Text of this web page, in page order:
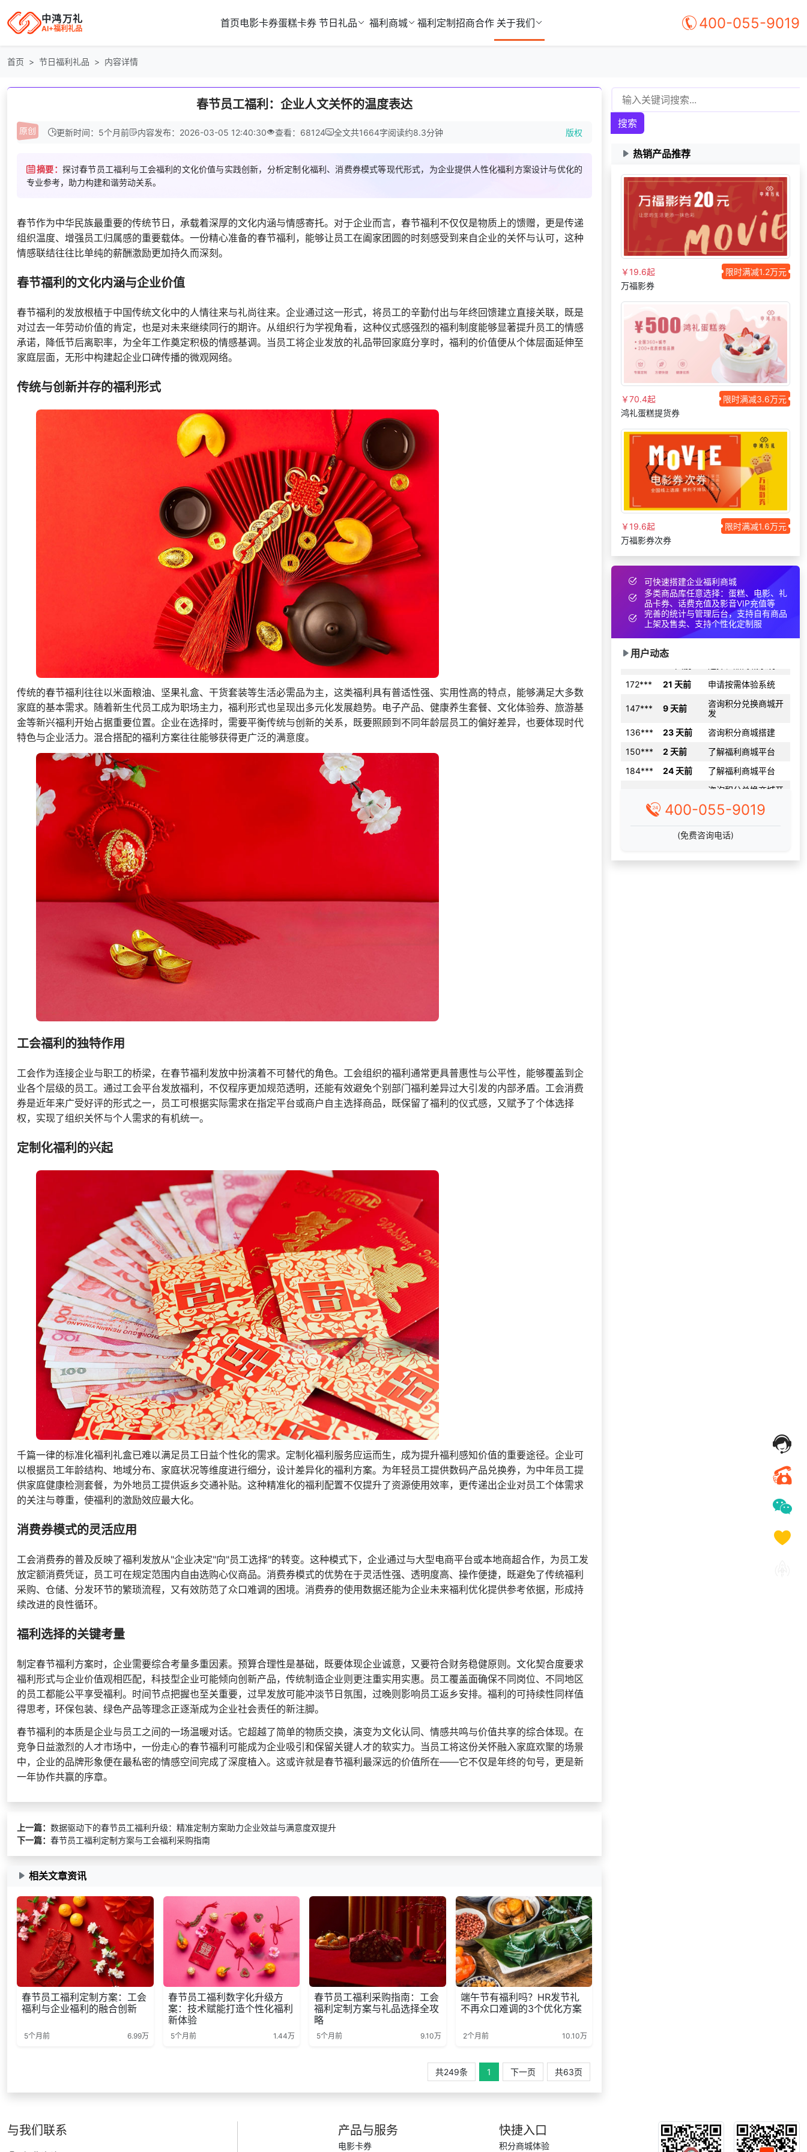
中鸿万礼
AI+福利礼品 首页电影卡券蛋糕卡券 节日礼品 福利商城 福利定制 招商合作 关于我们 400-055-9019
首页 节日福利礼品 内容详情
春节员工福利：企业人文关怀的温度表达
更新时间：5个月前 内容发布：2026-03-05 12:40:30 查看：68124 全文共1664字阅读约8.3分钟 版权
摘要： 探讨春节员工福利与工会福利的文化价值与实践创新，分析定制化福利、消费券模式等现代形式，为企业提供人性化福利方案设计与优化的
专业参考，助力构建和谐劳动关系。
春节作为中华民族最重要的传统节日，承载着深厚的文化内涵与情感寄托。对于企业而言，春节福利不仅仅是物质上的馈赠，更是传递
组织温度、增强员工归属感的重要载体。一份精心准备的春节福利，能够让员工在阖家团圆的时刻感受到来自企业的关怀与认可，这种
情感联结往往比单纯的薪酬激励更加持久而深刻。
春节福利的文化内涵与企业价值
春节福利的发放根植于中国传统文化中的人情往来与礼尚往来。企业通过这一形式，将员工的辛勤付出与年终回馈建立直接关联，既是
对过去一年劳动价值的肯定，也是对未来继续同行的期许。从组织行为学视角看，这种仪式感强烈的福利制度能够显著提升员工的情感
承诺，降低节后离职率，为全年工作奠定积极的情感基调。当员工将企业发放的礼品带回家庭分享时，福利的价值便从个体层面延伸至
家庭层面，无形中构建起企业口碑传播的微观网络。
传统与创新并存的福利形式
传统的春节福利往往以米面粮油、坚果礼盒、干货套装等生活必需品为主，这类福利具有普适性强、实用性高的特点，能够满足大多数
家庭的基本需求。随着新生代员工成为职场主力，福利形式也呈现出多元化发展趋势。电子产品、健康养生套餐、文化体验券、旅游基
金等新兴福利开始占据重要位置。企业在选择时，需要平衡传统与创新的关系，既要照顾到不同年龄层员工的偏好差异，也要体现时代
特色与企业活力。混合搭配的福利方案往往能够获得更广泛的满意度。
工会福利的独特作用
工会作为连接企业与职工的桥梁，在春节福利发放中扮演着不可替代的角色。工会组织的福利通常更具普惠性与公平性，能够覆盖到企
业各个层级的员工。通过工会平台发放福利，不仅程序更加规范透明，还能有效避免个别部门福利差异过大引发的内部矛盾。工会消费
券是近年来广受好评的形式之一，员工可根据实际需求在指定平台或商户自主选择商品，既保留了福利的仪式感，又赋予了个体选择
权，实现了组织关怀与个人需求的有机统一。
定制化福利的兴起
千篇一律的标准化福利礼盒已难以满足员工日益个性化的需求。定制化福利服务应运而生，成为提升福利感知价值的重要途径。企业可
以根据员工年龄结构、地域分布、家庭状况等维度进行细分，设计差异化的福利方案。为年轻员工提供数码产品兑换券，为中年员工提
供家庭健康检测套餐，为外地员工提供返乡交通补贴。这种精准化的福利配置不仅提升了资源使用效率，更传递出企业对员工个体需求
的关注与尊重，使福利的激励效应最大化。
消费券模式的灵活应用
工会消费券的普及反映了福利发放从"企业决定"向"员工选择"的转变。这种模式下，企业通过与大型电商平台或本地商超合作，为员工发
放定额消费凭证，员工可在规定范围内自由选购心仪商品。消费券模式的优势在于灵活性强、透明度高、操作便捷，既避免了传统福利
采购、仓储、分发环节的繁琐流程，又有效防范了众口难调的困境。消费券的使用数据还能为企业未来福利优化提供参考依据，形成持
续改进的良性循环。
福利选择的关键考量
制定春节福利方案时，企业需要综合考量多重因素。预算合理性是基础，既要体现企业诚意，又要符合财务稳健原则。文化契合度要求
福利形式与企业价值观相匹配，科技型企业可能倾向创新产品，传统制造企业则更注重实用实惠。员工覆盖面确保不同岗位、不同地区
的员工都能公平享受福利。时间节点把握也至关重要，过早发放可能冲淡节日氛围，过晚则影响员工返乡安排。福利的可持续性同样值
得思考，环保包装、绿色产品等理念正逐渐成为企业社会责任的新注脚。
春节福利的本质是企业与员工之间的一场温暖对话。它超越了简单的物质交换，演变为文化认同、情感共鸣与价值共享的综合体现。在
竞争日益激烈的人才市场中，一份走心的春节福利可能成为企业吸引和保留关键人才的软实力。当员工将这份关怀融入家庭欢聚的场景
中，企业的品牌形象便在最私密的情感空间完成了深度植入。这或许就是春节福利最深远的价值所在——它不仅是年终的句号，更是新
一年协作共赢的序章。
上一篇： 数据驱动下的春节员工福利升级：精准定制方案助力企业效益与满意度双提升
下一篇： 春节员工福利定制方案与工会福利采购指南
相关文章资讯
春节员工福利定制方案：工会
福利与企业福利的融合创新
5个月前 6.99万
春节员工福利数字化升级方
案：技术赋能打造个性化福利
新体验
5个月前 1.44万
春节员工福利采购指南：工会
福利定制方案与礼品选择全攻
略
5个月前 9.10万
端午节有福利吗？HR发节礼
不再众口难调的3个优化方案
2个月前 10.10万
共249条 1 下一页 共63页
搜索
热销产品推荐
￥19.6起
限时满减1.2万元
万福影券
￥70.4起
限时满减3.6万元
鸿礼蛋糕提货券
￥19.6起
限时满减1.6万元
万福影券次券
可快速搭建企业福利商城
多类商品库任意选择：蛋糕、电影、礼
品卡券、话费充值及影音VIP充值等
完善的统计与管理后台，支持自有商品
上架及售卖、支持个性化定制服
用户动态
了解福利商城平台
184***
24 天前
176*** 11 小时前
咨询积分兑换商城开
22 天前
申请按需体验系统
186***
17 天前 获取弹性福利资料
咨询积分兑换商城开
发
137***
选择公司礼品商城
131***
28 天前
132***
14 天前
选择礼品卡商城系统
150***
1 天前
选择了企业福利系统
176***
16 天前
咨询积分商城搭建
186***
16 天前
咨询一站式福利方案
133***
27 天前
选择礼品商城系统
172***
21 天前
147*** 9 天前
咨询积分兑换商城开
发
136***
23 天前
咨询积分商城搭建
150***
2 天前
了解福利商城平台
184***
24 天前 了解福利商城平台
176*** 11 小时前
咨询积分兑换商城开
发
186***
17 天前 获取弹性福利资料
28 天前
咨询积分兑换商城开
137***
21 天前
选择公司礼品商城
176*** 11 小时前
199***
选择公司礼品商城
131***
28 天前
加入礼品平台
14 天前
选择礼品卡商城系统
1 天前
选择了企业福利系统
176***
咨询积分商城搭建
186***
133***
27 天前
选择礼品商城系统
172***
21 天前 申请按需体验系统
147*** 9 天前
咨询积分兑换商城开
136***
23 天前 咨询积分商城搭建
400-055-9019
(免费咨询电话)
与我们联系 产品与服务
电影卡券
快捷入口
积分商城体验